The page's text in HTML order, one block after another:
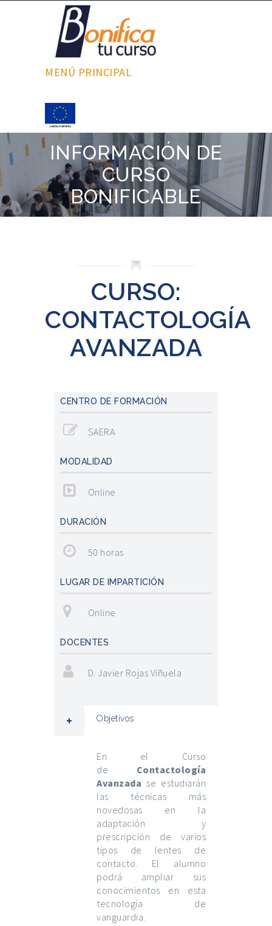
MENÚ PRINCIPAL
INFORMACIÓN DE
CURSO
BONIFICABLE
CURSO:
CONTACTOLOGÍA
AVANZADA
CENTRO DE FORMACIÓN
SAERA
MODALIDAD
Online
DURACIÓN
50 horas
LUGAR DE IMPARTICIÓN
Online
DOCENTES
D. Javier Rojas Viñuela
Objetivos
En el Curso
de Contactología
Avanzada se estudiarán
las técnicas más
novedosas en la
adaptación y
prescripción de varios
tipos de lentes de
contacto. El alumno
podrá ampliar sus
conocimientos en esta
tecnología de
vanguardia.